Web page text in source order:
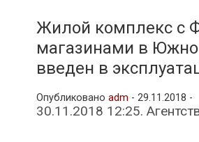
и
Жилой комплекс с
магазинами в
введен в
Опубликовано adm - 29.11.2018 -
30.11.2018 12:25.